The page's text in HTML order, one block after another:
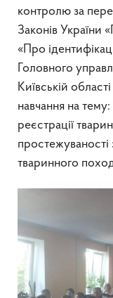
контролю за
Законів України
«Про
Головного
Київській
навчання на
реєстрації
простежуваності
тваринного